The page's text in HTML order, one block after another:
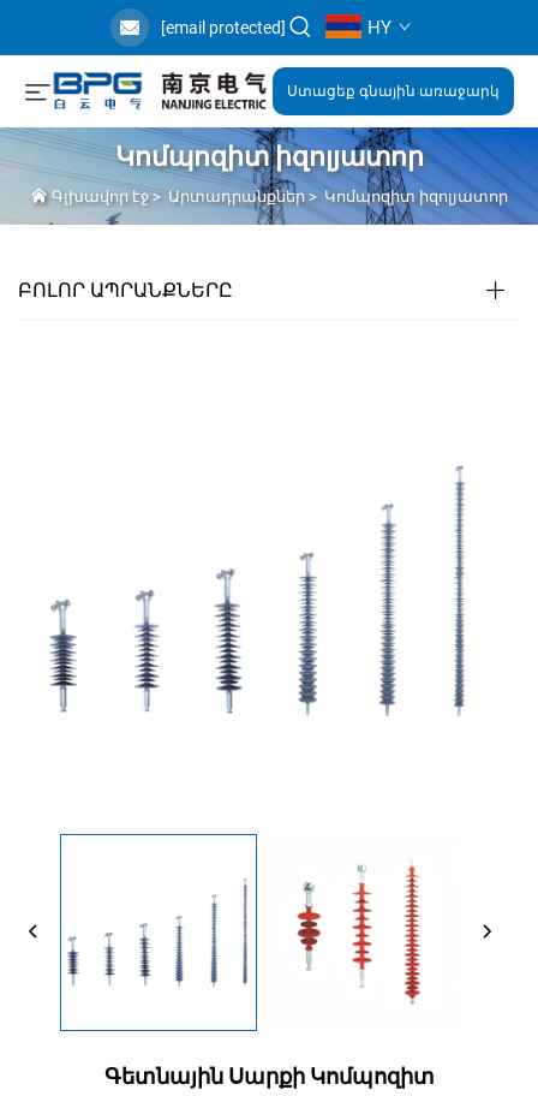
[email protected] HY
Ստացեք գնային առաջարկ
Կոմպոզիտ իզոլյատոր
Գլխավոր էջ>Արտադրանքներ > Կոմպոզիտ իզոլյատոր
ԲՈԼՈՐ ԱՊՐԱՆՔՆԵՐԸ
Գետնային Սարքի Կոմպոզիտ